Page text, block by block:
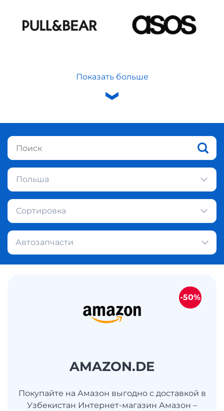
Показать больше
Польша
Сортировка
Автозапчасти
AMAZON.DE
Покупайте на Амазон выгодно с доставкой в
Узбекистан Интернет-магазин Амазон –
-50%